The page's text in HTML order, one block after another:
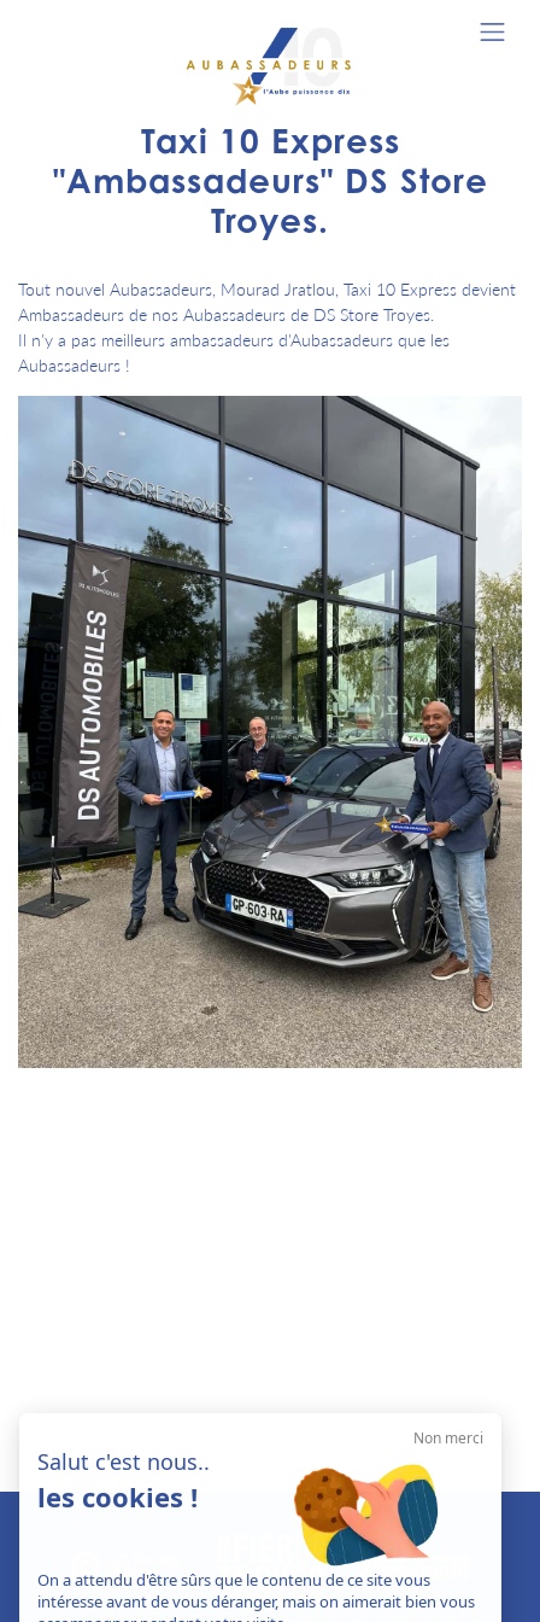
Taxi 10 Express
"Ambassadeurs" DS Store
Troyes.
Tout nouvel Aubassadeurs, Mourad Jratlou, Taxi 10 Express devient
Ambassadeurs de nos Aubassadeurs de DS Store Troyes.
Il n'y a pas meilleurs ambassadeurs d'Aubassadeurs que les
Aubassadeurs !
Non merci
Salut c'est nous..
les cookies !
On a attendu d'être sûrs que le contenu de ce site vous
intéresse avant de vous déranger, mais on aimerait bien vous